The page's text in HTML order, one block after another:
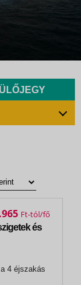
és
4 éjszakás
Ft